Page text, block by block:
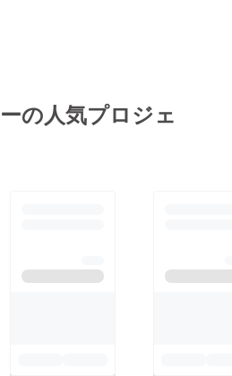
わらず
どもの人気プロジェ